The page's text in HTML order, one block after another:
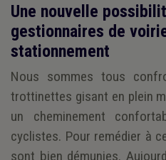
Une nouvelle
gestionnaires de
stationnement
Nous sommes tous
trottinettes gisant en plein
un cheminement
cyclistes. Pour remédier à
sont bien démunies.